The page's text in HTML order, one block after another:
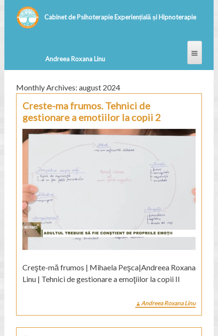
Monthly Archives: august 2024
Creste-ma frumos. Tehnici de
gestionare a emotiilor la copii 2
Creşte-mă frumos | Mihaela Peşca|Andreea Roxana
Linu | Tehnici de gestionare a emoţiilor la copii II
Andreea Roxana Linu